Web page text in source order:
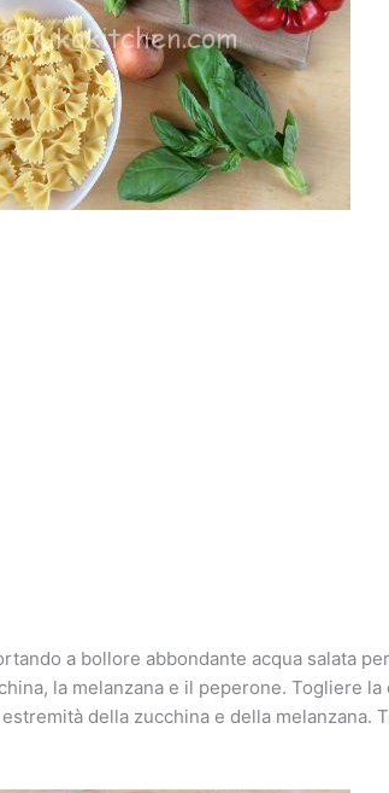
a bollore abbondante acqua salata
la melanzana e il peperone. Togliere
della zucchina e della melanzana.